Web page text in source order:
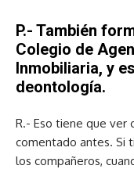
P.- También
Colegio de
Inmobiliaria, y
deontología.
R.- Eso tiene que ver
comentado antes. Si
los compañeros,